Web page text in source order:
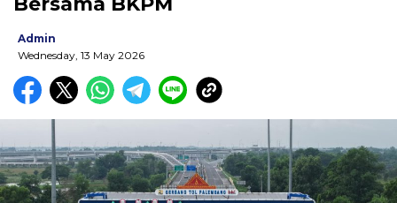
Admin
Wednesday, 13 May 2026